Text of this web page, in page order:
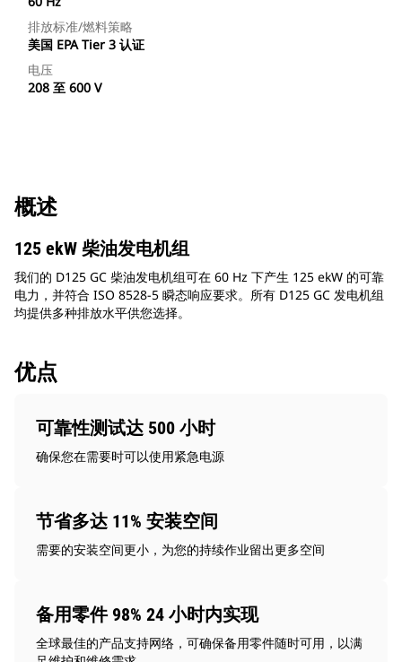
排放标准/燃料策略
美国 EPA Tier 3 认证
电压
208 至 600 V
概述
125 ekW 柴油发电机组
我们的 D125 GC 柴油发电机组可在 60 Hz 下产生 125 ekW 的可靠
电力，并符合 ISO 8528-5 瞬态响应要求。所有 D125 GC 发电机组
均提供多种排放水平供您选择。
优点
可靠性测试达 500 小时
确保您在需要时可以使用紧急电源
节省多达 11% 安装空间
需要的安装空间更小，为您的持续作业留出更多空间
备用零件 98% 24 小时内实现
全球最佳的产品支持网络，可确保备用零件随时可用，以满